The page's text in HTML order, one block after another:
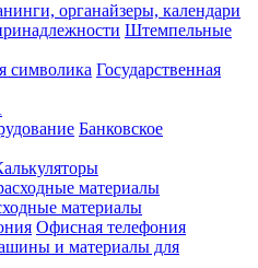
органайзеры, календари
Штемпельные
Государственная
Банковское
материалы
Офисная телефония